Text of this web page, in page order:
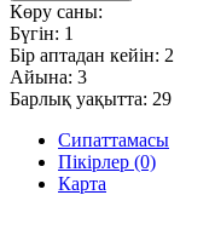
Көру саны:
Бүгін: 1
Бір аптадан кейін: 2
Айына: 3
Барлық уақытта: 29
Сипаттамасы
Пікірлер (0)
Карта